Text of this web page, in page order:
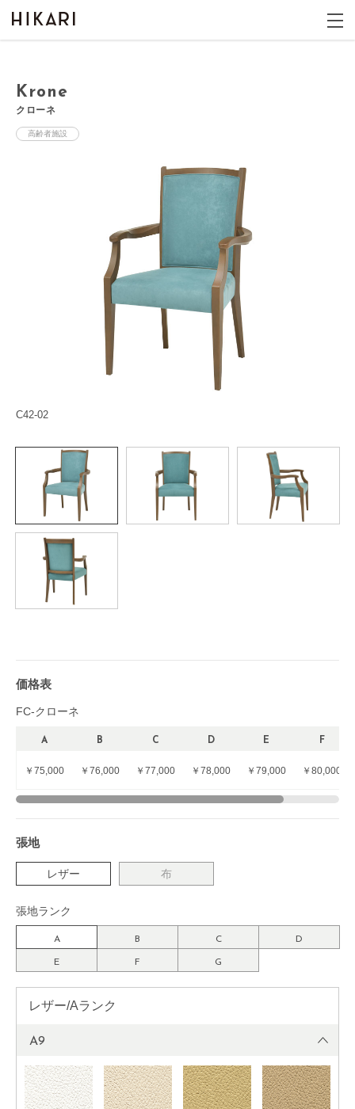
Krone
クローネ
高齢者施設
C42-02
価格表
FC-クローネ
A B C D E F
￥75,000 ￥76,000 ￥77,000 ￥78,000 ￥79,000 ￥80,000
張地
レザー 布
張地ランク
A B C D
E F G
レザー/Aランク
A9